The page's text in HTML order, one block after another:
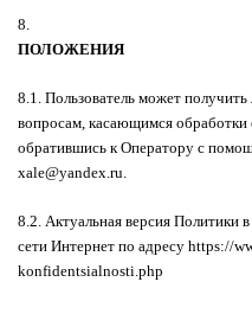
ПОЛОЖЕНИЯ
8.1. Пользователь может
вопросам, касающимся
обратившись к Оператору с
xale@yandex.ru.
8.2. Актуальная версия Политики
сети Интернет по адресу https://
konfidentsialnosti.php